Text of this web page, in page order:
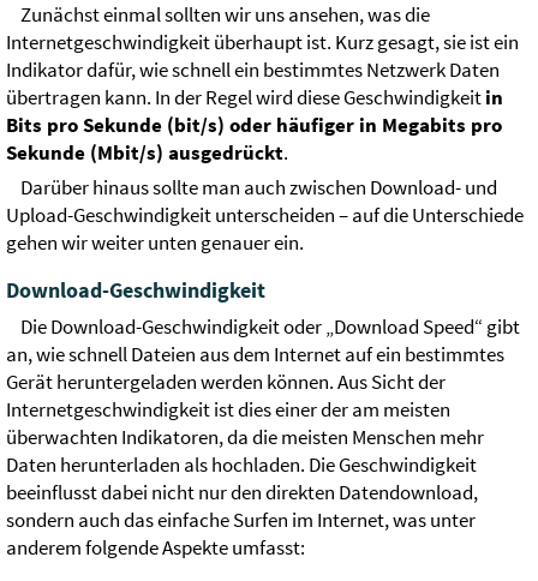
Zunächst einmal sollten wir uns ansehen, was die
Internetgeschwindigkeit überhaupt ist. Kurz gesagt, sie ist ein
Indikator dafür, wie schnell ein bestimmtes Netzwerk Daten
übertragen kann. In der Regel wird diese Geschwindigkeitin
Bits pro Sekunde (bit/s) oder häufiger in Megabits pro
Sekunde (Mbit/s) ausgedrückt.
Darüber hinaus sollte man auch zwischen Download- und
Upload-Geschwindigkeit unterscheiden – auf die Unterschiede
gehen wir weiter unten genauer ein.
Download-Geschwindigkeit
Die Download-Geschwindigkeit oder „Download Speed“ gibt
an, wie schnell Dateien aus dem Internet auf ein bestimmtes
Gerät heruntergeladen werden können. Aus Sicht der
Internetgeschwindigkeit ist dies einer der am meisten
überwachten Indikatoren, da die meisten Menschen mehr
Daten herunterladen als hochladen. Die Geschwindigkeit
beeinflusst dabei nicht nur den direkten Datendownload,
sondern auch das einfache Surfen im Internet, was unter
anderem folgende Aspekte umfasst: